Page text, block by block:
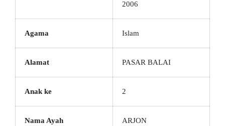
2006
Agama Islam
Alamat PASAR BALAI
Anak ke 2
Nama Ayah ARJON